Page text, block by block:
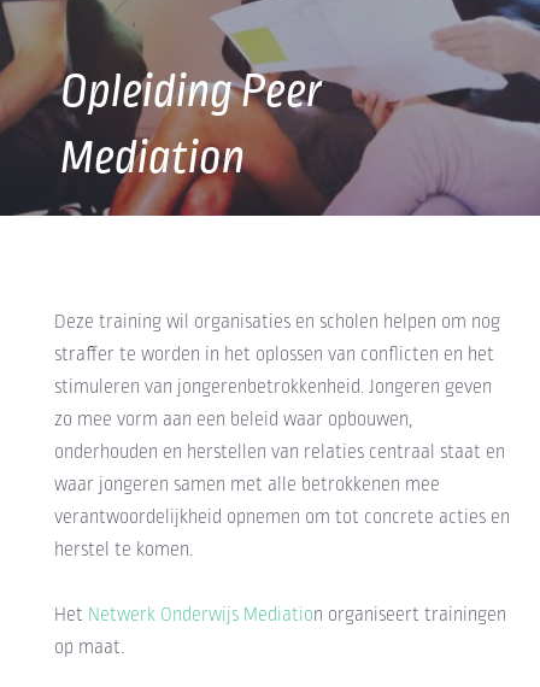
Opleiding Peer
Mediation
Deze training wil organisaties en scholen helpen om nog
straffer te worden in het oplossen van conflicten en het
stimuleren van jongerenbetrokkenheid. Jongeren geven
zo mee vorm aan een beleid waar opbouwen,
onderhouden en herstellen van relaties centraal staat en
waar jongeren samen met alle betrokkenen mee
verantwoordelijkheid opnemen om tot concrete acties en
herstel te komen.
Het Netwerk Onderwijs Mediation organiseert trainingen
op maat.